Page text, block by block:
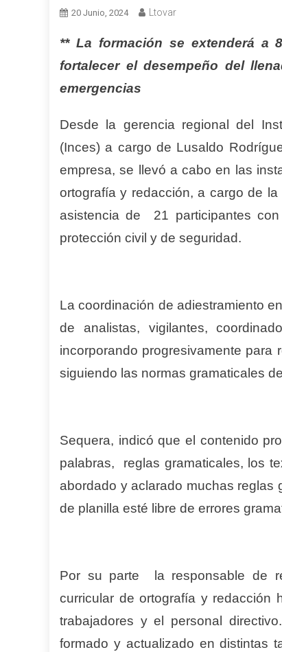
20 Junio, 2024 Ltovar
** La formación se extenderá a
fortalecer el desempeño del
emergencias
Desde la gerencia regional del
(Inces) a cargo de Lusaldo
empresa, se llevó a cabo en las
ortografía y redacción, a cargo de
asistencia de 21 participantes
protección civil y de seguridad.
La coordinación de adiestramiento
de analistas, vigilantes,
incorporando progresivamente para
siguiendo las normas gramaticales
Sequera, indicó que el contenido
palabras, reglas gramaticales, los
abordado y aclarado muchas reglas
de planilla esté libre de errores
Por su parte la responsable de
curricular de ortografía y redacción
trabajadores y el personal
formado y actualizado en distintas